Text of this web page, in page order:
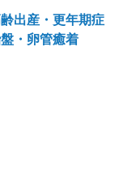
出産・更年期症
・卵管癒着